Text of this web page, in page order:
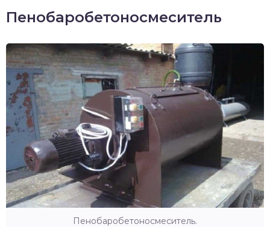
Пенобаробетоносмеситель
Пенобаробетоносмеситель.